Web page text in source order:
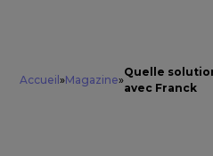
Accueil»Magazine»
Quelle
avec Franck